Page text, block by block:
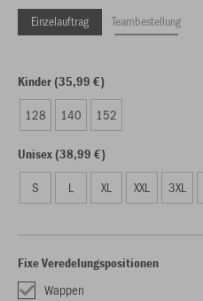
Einzelauftrag Teambestellung
Kinder (35,99 €)
128 140 152
Unisex (38,99 €)
S L XL XXL 3XL
Fixe Veredelungspositionen
Wappen